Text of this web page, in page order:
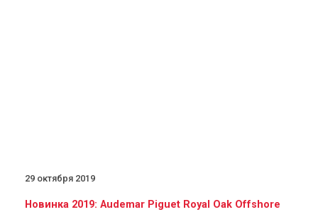
29 октября 2019
Новинка 2019: Audemar Piguet Royal Oak Offshore